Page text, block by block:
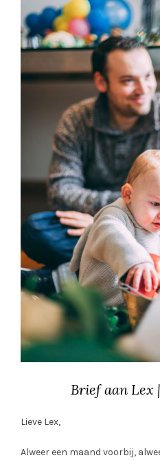
Brief aan Lex
Lieve Lex,
Alweer een maand voorbij,